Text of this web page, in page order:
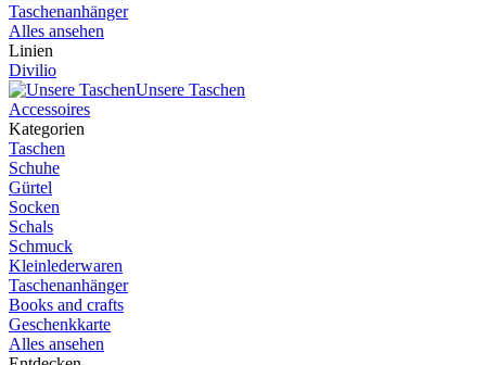
Taschenanhänger
Alles ansehen
Linien
Divilio
Unsere Taschen
Accessoires
Kategorien
Taschen
Schuhe
Gürtel
Socken
Schals
Schmuck
Kleinlederwaren
Taschenanhänger
Books and crafts
Geschenkkarte
Alles ansehen